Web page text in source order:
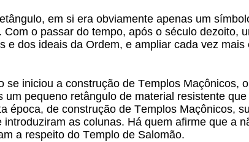
em si era obviamente apenas um
o passar do tempo, após o século dezoito,
e dos ideais da Ordem, e ampliar cada vez
se iniciou a construção de Templos Maçônicos,
um pequeno retângulo de material resistente
época, de construção de Templos Maçônicos,
as colunas. Há quem afirme que a
a respeito do Templo de Salomão.